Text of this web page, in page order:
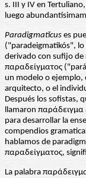
s. III y IV en
luego
Paradigmatĭcus es
("paradeigmatikós", lo
derivado con sufijo de
παραδείγματος
un modelo o ejemplo,
arquitecto, o el
Después los sofistas,
llamaron παράδειγμα
para desarrollar la
compendios
hablamos de
παραδείγματος,
La palabra